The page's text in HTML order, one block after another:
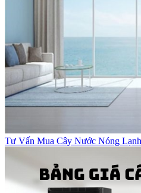
Tư Vấn Mua Cây Nước Nóng